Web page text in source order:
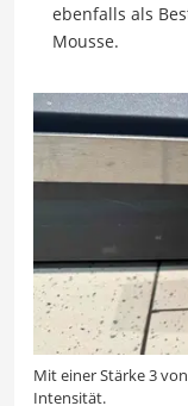
ebenfalls als
Mousse.
Mit einer Stärke 3
Intensität.